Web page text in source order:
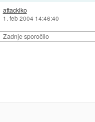
Zadnje sporočilo
attackiko
1. feb 2004 14:46:40